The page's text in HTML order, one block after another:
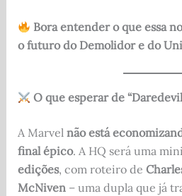
Bora entender o que essa
o futuro do Demolidor e do
O que esperar de
A Marvel não está
final épico. A HQ será uma
edições, com roteiro de
McNiven– uma dupla que já